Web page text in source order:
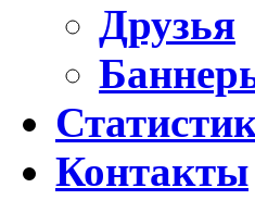
Друзья
Контакты